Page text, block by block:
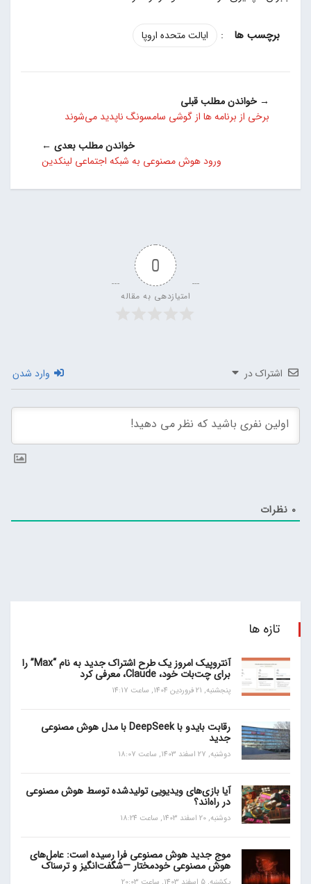
: ایالت متحده اروپا
→ خواندن مطلب قبلی
برخی از برنامه ها از گوشی سامسونگ ناپدید می‌شوند
خواندن مطلب بعدی ←
ورود هوش مصنوعی به شبکه اجتماعی لینکدین
0
امتیازدهی به مقاله
اشتراک در وارد شدن
0 نظرات
تازه ها
آنتروپیک امروز یک طرح اشتراک جدید به نام “Max” را
برای چت‌بات خود، Claude، معرفی کرد
پنجشنبه, 21 فروردین 1404, ساعت 14:17
رقابت بایدو با DeepSeek با مدل هوش مصنوعی
جدید
دوشنبه, 27 اسفند 1403, ساعت 18:07
آیا بازی‌های ویدیویی تولیدشده توسط هوش مصنوعی
در راه‌اند؟
دوشنبه, 20 اسفند 1403, ساعت 18:24
موج جدید هوش مصنوعی فرا رسیده است: عامل‌های
هوش مصنوعی خودمختار —شگفت‌انگیز و ترسناک